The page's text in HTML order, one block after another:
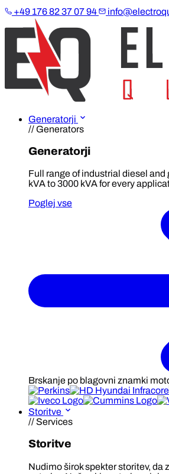
+49 176 82 37 07 94
Generatorji
// Generators
Generatorji
Full range of industrial diesel and
kVA to 3000 kVA for every
Poglej vse
Brskanje po blagovni znamki
Storitve
// Services
Storitve
Nudimo širok spekter storitev, da